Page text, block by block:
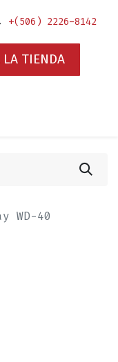
+(506) 2226-8142
LA TIENDA
WD-40